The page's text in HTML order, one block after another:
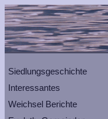
Siedlungsgeschichte
Interessantes
Weichsel Berichte